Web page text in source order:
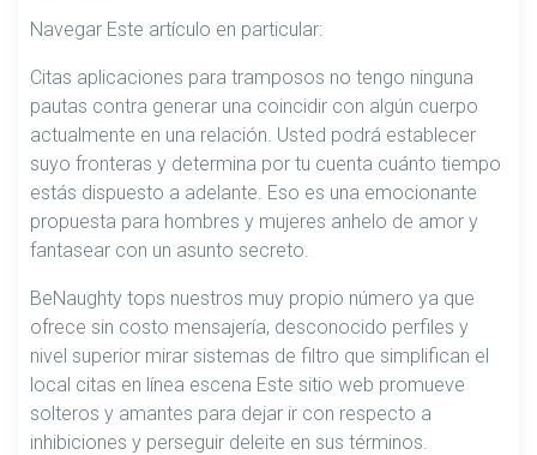
Navegar Este artículo en particular:
Citas aplicaciones para tramposos no tengo ninguna
pautas contra generar una coincidir con algún cuerpo
actualmente en una relación. Usted podrá establecer
suyo fronteras y determina por tu cuenta cuánto tiempo
estás dispuesto a adelante. Eso es una emocionante
propuesta para hombres y mujeres anhelo de amor y
fantasear con un asunto secreto.
BeNaughty tops nuestros muy propio número ya que
ofrece sin costo mensajería, desconocido perfiles y
nivel superior mirar sistemas de filtro que simplifican el
local citas en línea escena Este sitio web promueve
solteros y amantes para dejar ir con respecto a
inhibiciones y perseguir deleite en sus términos.